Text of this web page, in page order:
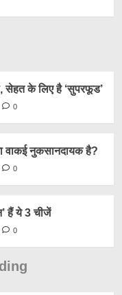
सेहत के लिए है ‘सुपरफूड’
0
वाकई नुकसानदायक है?
0
हैं ये 3 चीजें
0